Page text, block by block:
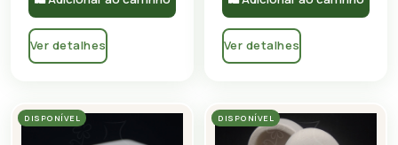
Ver detalhes Ver detalhes
DISPONÍVEL DISPONÍVEL